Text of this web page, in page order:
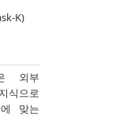
K)
외부
식으로
맞는